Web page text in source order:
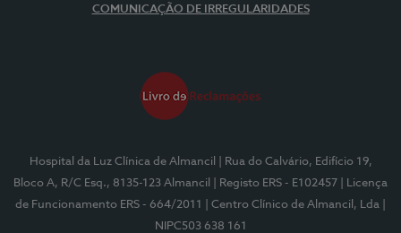
COMUNICAÇÃO DE IRREGULARIDADES
Hospital da Luz Clínica de Almancil
| Rua do Calvário, Edifício 19,
Bloco A, R/C Esq., 8135-123 Almancil
| Registo ERS - E102457
| Licença
de Funcionamento ERS - 664/2011
| Centro Clínico de Almancil, Lda
NIPC503 638 161